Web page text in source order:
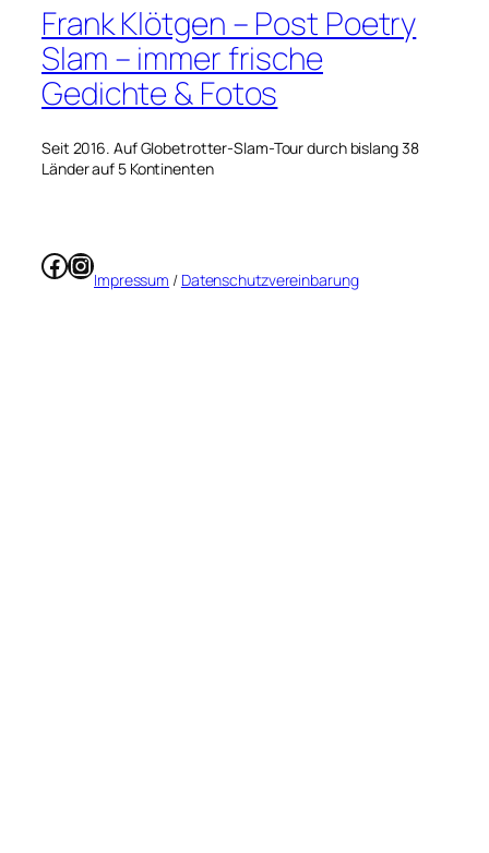
Frank Klötgen – Post Poetry
Slam – immer frische
Gedichte & Fotos
Seit 2016. Auf Globetrotter-Slam-Tour durch bislang 38
Länder auf 5 Kontinenten
Facebook
Instagram
Impressum / Datenschutzvereinbarung